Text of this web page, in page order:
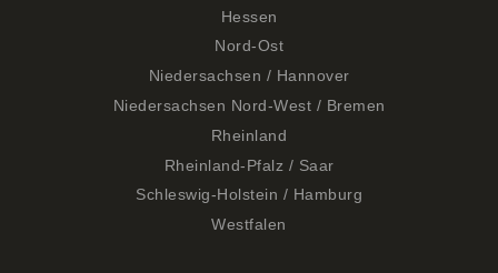
Hessen
Nord-Ost
Niedersachsen / Hannover
Niedersachsen Nord-West / Bremen
Rheinland
Rheinland-Pfalz / Saar
Schleswig-Holstein / Hamburg
Westfalen